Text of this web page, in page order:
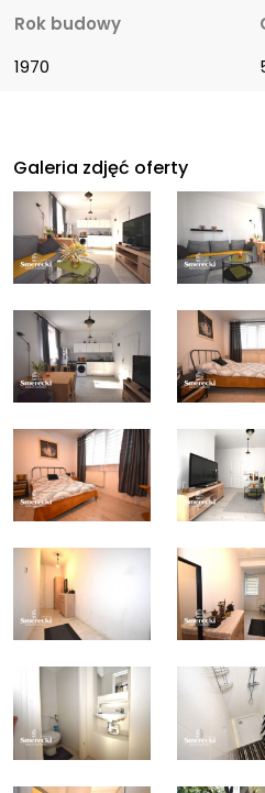
Rok budowy
1970
Galeria zdjęć oferty